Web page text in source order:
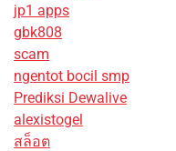
jp1 apps
gbk808
scam
ngentot bocil smp
Prediksi Dewalive
alexistogel
สล็อต